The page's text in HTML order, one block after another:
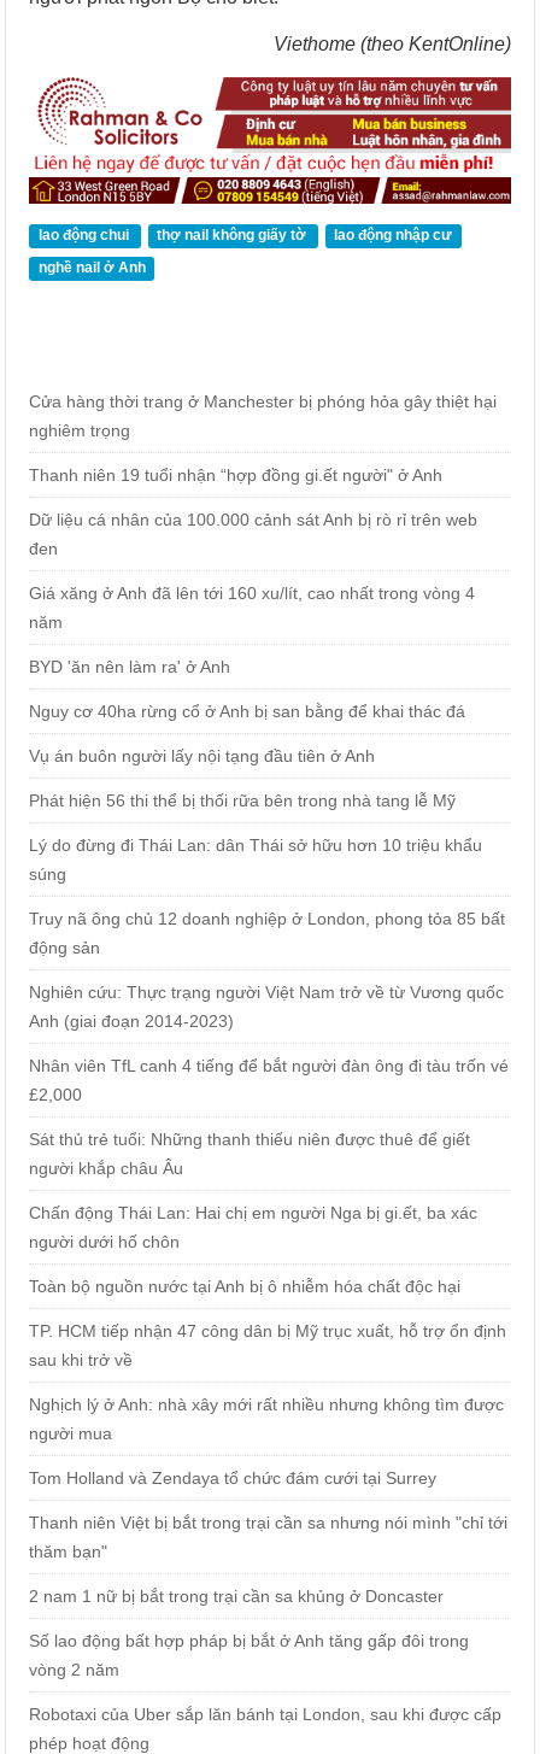
Viethome (theo KentOnline)
lao động chui thợ nail không giấy tờ
lao động nhập cư
nghề nail ở Anh
Cửa hàng thời trang ở Manchester bị phóng hỏa gây thiệt hại
nghiêm trọng
Thanh niên 19 tuổi nhận “hợp đồng gi.ết người" ở Anh
Dữ liệu cá nhân của 100.000 cảnh sát Anh bị rò rỉ trên web
đen
Giá xăng ở Anh đã lên tới 160 xu/lít, cao nhất trong vòng 4
năm
BYD 'ăn nên làm ra' ở Anh
Nguy cơ 40ha rừng cổ ở Anh bị san bằng để khai thác đá
Vụ án buôn người lấy nội tạng đầu tiên ở Anh
Phát hiện 56 thi thể bị thối rữa bên trong nhà tang lễ Mỹ
Lý do đừng đi Thái Lan: dân Thái sở hữu hơn 10 triệu khẩu
súng
Truy nã ông chủ 12 doanh nghiệp ở London, phong tỏa 85 bất
động sản
Nghiên cứu: Thực trạng người Việt Nam trở về từ Vương quốc
Anh (giai đoạn 2014-2023)
Nhân viên TfL canh 4 tiếng để bắt người đàn ông đi tàu trốn vé
£2,000
Sát thủ trẻ tuổi: Những thanh thiếu niên được thuê để giết
người khắp châu Âu
Chấn động Thái Lan: Hai chị em người Nga bị gi.ết, ba xác
người dưới hố chôn
Toàn bộ nguồn nước tại Anh bị ô nhiễm hóa chất độc hại
TP. HCM tiếp nhận 47 công dân bị Mỹ trục xuất, hỗ trợ ổn định
sau khi trở về
Nghịch lý ở Anh: nhà xây mới rất nhiều nhưng không tìm được
người mua
Tom Holland và Zendaya tổ chức đám cưới tại Surrey
Thanh niên Việt bị bắt trong trại cần sa nhưng nói mình "chỉ tới
thăm bạn"
2 nam 1 nữ bị bắt trong trại cần sa khủng ở Doncaster
Số lao động bất hợp pháp bị bắt ở Anh tăng gấp đôi trong
vòng 2 năm
Robotaxi của Uber sắp lăn bánh tại London, sau khi được cấp
phép hoạt động